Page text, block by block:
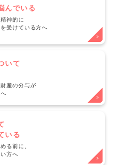
んでいる
神的に
受けている方へ
いて
産の分与が
いる
る前に、
方へ